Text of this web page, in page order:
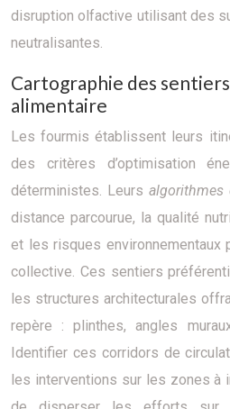
disruption olfactive utilisant des
neutralisantes.
Cartographie des
alimentaire
Les fourmis établissent leurs
des critères d’optimisation
déterministes. Leurs algorithmes
distance parcourue, la qualité
et les risques environnementaux
collective. Ces sentiers
les structures architecturales
repère : plinthes, angles
Identifier ces corridors de
les interventions sur les zones à